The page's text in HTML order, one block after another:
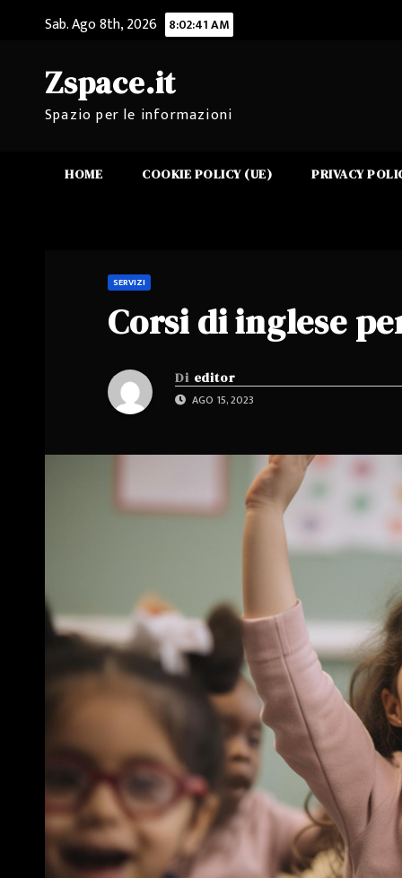
contenuto
Sab. Ago 8th, 2026 8:02:42 AM
Zspace.it
Spazio per le informazioni
HOME COOKIE POLICY (UE) PRIVACY
SERVIZI
Corsi di inglese
Di editor
AGO 15, 2023